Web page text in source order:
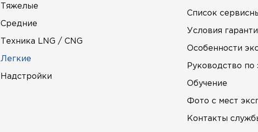
Тяжелые
Средние
Техника LNG / CNG
Легкие
Надстройки
Список
Условия
Особенности
Руководство по
Обучение
Фото с мест
Контакты